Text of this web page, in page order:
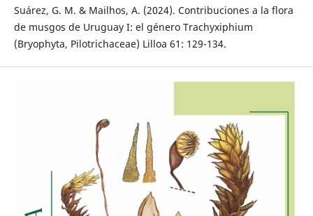
Suárez, G. M. & Mailhos, A. (2024). Contribuciones a la flora
de musgos de Uruguay I: el género Trachyxiphium
(Bryophyta, Pilotrichaceae) Lilloa 61: 129-134.